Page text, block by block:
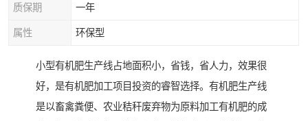
质保期 一年
属性 环保型
小型有机肥生产线占地面积小，省钱，省人力，效果很
好，是有机肥加工项目投资的睿智选择。有机肥生产线
是以畜禽粪便、农业秸秆废弃物为原料加工有机肥的成